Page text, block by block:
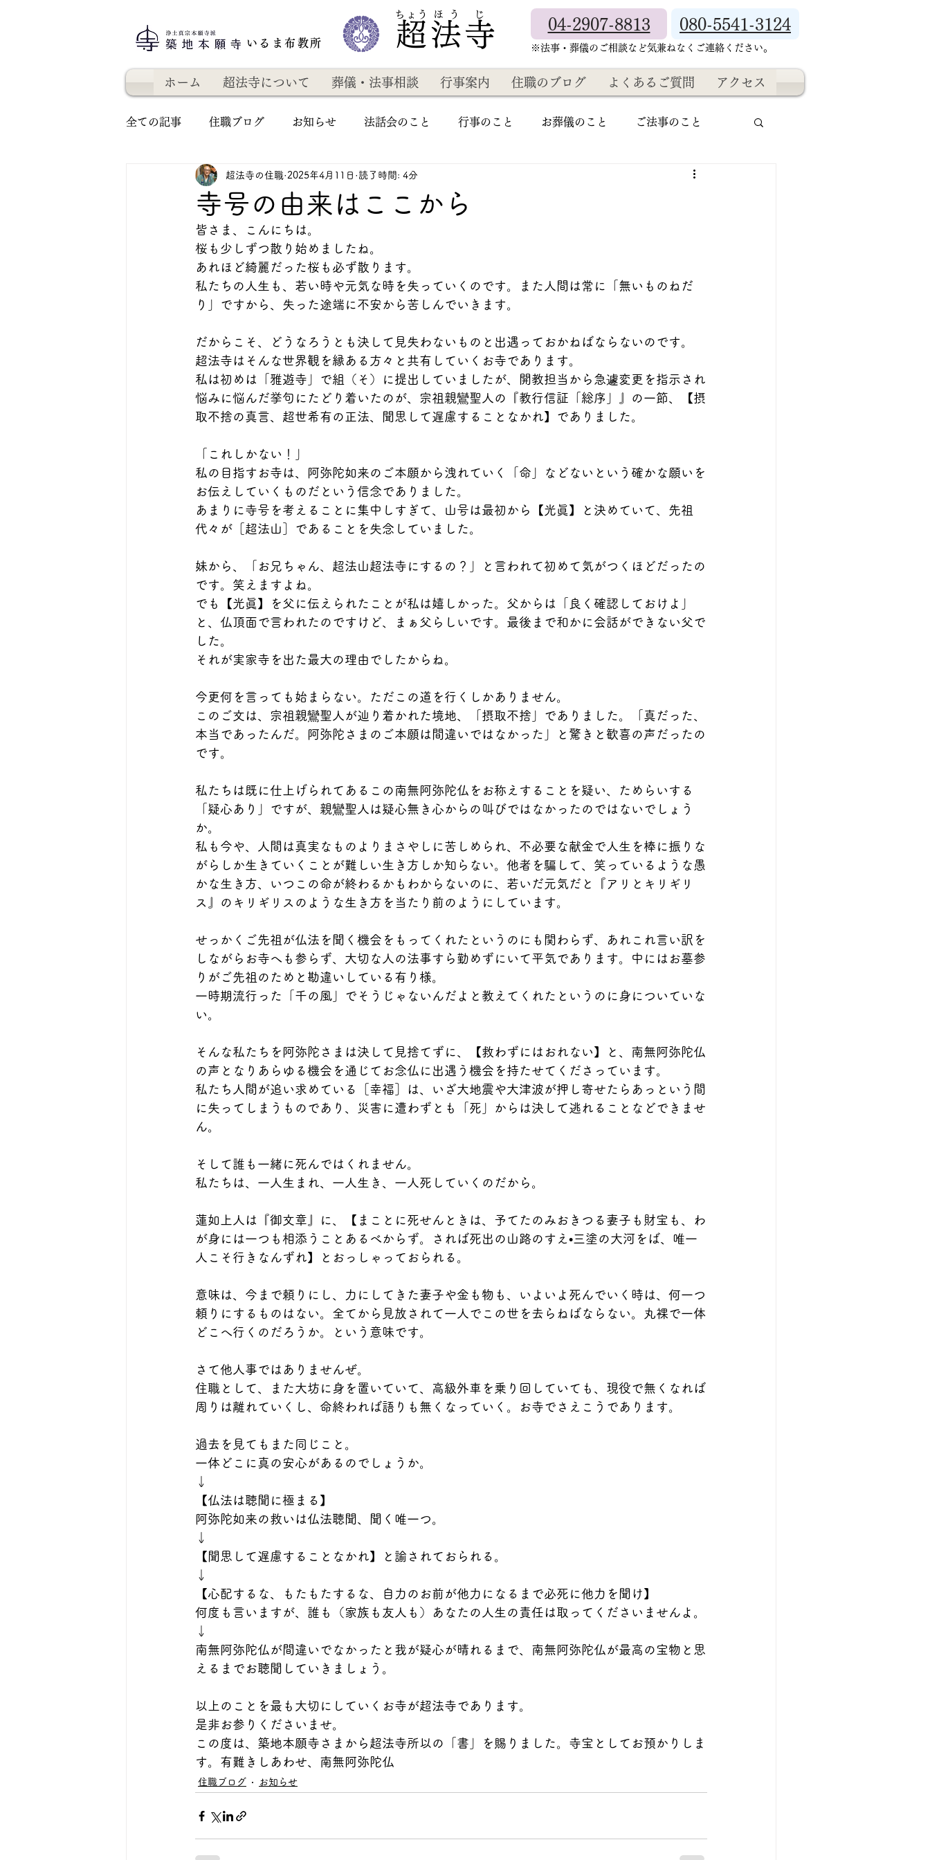
いるま布教所 超法寺
​ちょう ほ う じ
04-2907-8813 080-5541-3124
​※法事・葬儀のご相談など気兼ねなくご連絡ください。
ホーム 超法寺について 葬儀・法事相談 行事案内 住職のブログ よくあるご質問 アクセス
全ての記事 住職ブログ お知らせ 法話会のこと 行事のこと お葬儀のこと ご法事のこと
寺号の由来はここから
超法寺の住職 2025年4月11日 読了時間: 4分
皆さま、こんにちは。
桜も少しずつ散り始めましたね。
あれほど綺麗だった桜も必ず散ります。
私たちの人生も、若い時や元気な時を失っていくのです。また人間は常に「無いものねだ
り」ですから、失った途端に不安から苦しんでいきます。
だからこそ、どうなろうとも決して見失わないものと出遇っておかねばならないのです。
超法寺はそんな世界観を縁ある方々と共有していくお寺であります。
私は初めは「雅遊寺」で組（そ）に提出していましたが、開教担当から急遽変更を指示され
悩みに悩んだ挙句にたどり着いたのが、宗祖親鸞聖人の『教行信証「総序」』の一節、【摂
取不捨の真言、超世希有の正法、聞思して遅慮することなかれ】でありました。
「これしかない！」
私の目指すお寺は、阿弥陀如来のご本願から洩れていく「命」などないという確かな願いを
お伝えしていくものだという信念でありました。
あまりに寺号を考えることに集中しすぎて、山号は最初から【光眞】と決めていて、先祖
代々が［超法山］であることを失念していました。
妹から、「お兄ちゃん、超法山超法寺にするの？」と言われて初めて気がつくほどだったの
です。笑えますよね。
でも【光眞】を父に伝えられたことが私は嬉しかった。父からは「良く確認しておけよ」
と、仏頂面で言われたのですけど、まぁ父らしいです。最後まで和かに会話ができない父で
した。
それが実家寺を出た最大の理由でしたからね。
今更何を言っても始まらない。ただこの道を行くしかありません。
このご文は、宗祖親鸞聖人が辿り着かれた境地、「摂取不捨」でありました。「真だった、
本当であったんだ。阿弥陀さまのご本願は間違いではなかった」と驚きと歓喜の声だったの
です。
私たちは既に仕上げられてあるこの南無阿弥陀仏をお称えすることを疑い、ためらいする
「疑心あり」ですが、親鸞聖人は疑心無き心からの叫びではなかったのではないでしょう
か。
私も今や、人間は真実なものよりまさやしに苦しめられ、不必要な献金で人生を棒に振りな
がらしか生きていくことが難しい生き方しか知らない。他者を騙して、笑っているような愚
かな生き方、いつこの命が終わるかもわからないのに、若いだ元気だと『アリとキリギリ
ス』のキリギリスのような生き方を当たり前のようにしています。
せっかくご先祖が仏法を聞く機会をもってくれたというのにも関わらず、あれこれ言い訳を
しながらお寺へも参らず、大切な人の法事すら勤めずにいて平気であります。中にはお墓参
りがご先祖のためと勘違いしている有り様。
一時期流行った「千の風」でそうじゃないんだよと教えてくれたというのに身についていな
い。
そんな私たちを阿弥陀さまは決して見捨てずに、【救わずにはおれない】と、南無阿弥陀仏
の声となりあらゆる機会を通じてお念仏に出遇う機会を持たせてくださっています。
私たち人間が追い求めている［幸福］は、いざ大地震や大津波が押し寄せたらあっという間
に失ってしまうものであり、災害に遭わずとも「死」からは決して逃れることなどできませ
ん。
そして誰も一緒に死んではくれません。
私たちは、一人生まれ、一人生き、一人死していくのだから。
蓮如上人は『御文章』に、【まことに死せんときは、予てたのみおきつる妻子も財宝も、わ
が身には一つも相添うことあるべからず。されば死出の山路のすえ•三塗の大河をば、唯一
人こそ行きなんずれ】とおっしゃっておられる。
意味は、今まで頼りにし、力にしてきた妻子や金も物も、いよいよ死んでいく時は、何一つ
頼りにするものはない。全てから見放されて一人でこの世を去らねばならない。丸裸で一体
どこへ行くのだろうか。という意味です。
さて他人事ではありませんぜ。
住職として、また大坊に身を置いていて、高級外車を乗り回していても、現役で無くなれば
周りは離れていくし、命終われば語りも無くなっていく。お寺でさえこうであります。
過去を見てもまた同じこと。
一体どこに真の安心があるのでしょうか。
↓
【仏法は聴聞に極まる】
阿弥陀如来の救いは仏法聴聞、聞く唯一つ。
↓
【聞思して遅慮することなかれ】と諭されておられる。
↓
【心配するな、もたもたするな、自力のお前が他力になるまで必死に他力を聞け】
何度も言いますが、誰も（家族も友人も）あなたの人生の責任は取ってくださいませんよ。
↓
南無阿弥陀仏が間違いでなかったと我が疑心が晴れるまで、南無阿弥陀仏が最高の宝物と思
えるまでお聴聞していきましょう。
以上のことを最も大切にしていくお寺が超法寺であります。
是非お参りくださいませ。
この度は、築地本願寺さまから超法寺所以の「書」を賜りました。寺宝としてお預かりしま
す。有難きしあわせ、南無阿弥陀仏
住職ブログ お知らせ